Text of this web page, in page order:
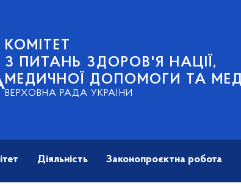
КОМІТЕТ
З ПИТАНЬ ЗДОРОВ'Я НАЦІЇ,
МЕДИЧНОЇ ДОПОМОГИ ТА
ВЕРХОВНА РАДА УКРАЇНИ
Діяльність Законопроєктна робота